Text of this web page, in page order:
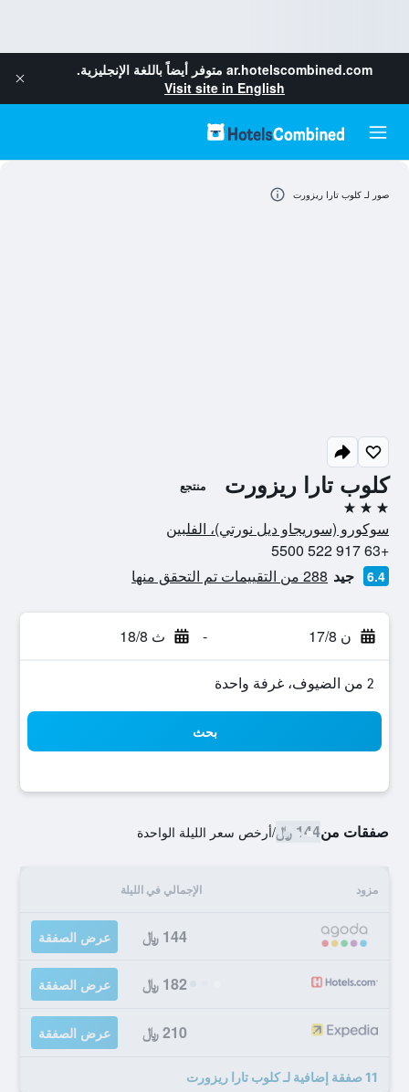
ar.hotelscombined.com متوفر أيضاً باللغة الإنجليزية.
Visit site in English
كلوب تارا ريزورت منتجع
3 نجوم
سوكورو (سوريجاو ديل نورتي)، الفلبين
+63 917 522 5500
6.4 جيد 288 من التقييمات تم التحقق منها
ن 17/8 - ث 18/8
2 من الضيوف، غرفة واحدة
بحث
صفقات من144 ﷼ /أرخص سعر الليلة الواحدة
مزود الإجمالي في الليلة
144 ﷼ عرض الصفقة
182 ﷼ عرض الصفقة
210 ﷼ عرض الصفقة
11 صفقة إضافية لـ كلوب تارا ريزورت
صور لـ كلوب تارا ريزورت